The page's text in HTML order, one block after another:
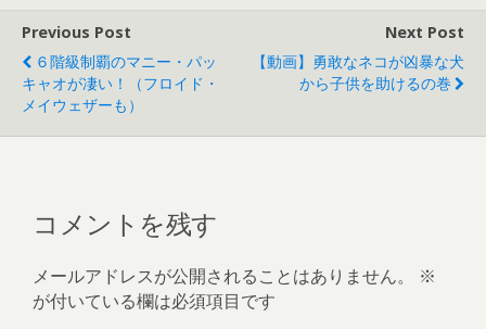
Previous Post
６階級制覇のマニー・パッ
キャオが凄い！（フロイド・
メイウェザーも）
Next Post
【動画】勇敢なネコが凶暴な犬
から子供を助けるの巻
コメントを残す
メールアドレスが公開されることはありません。
※
が付いている欄は必須項目です